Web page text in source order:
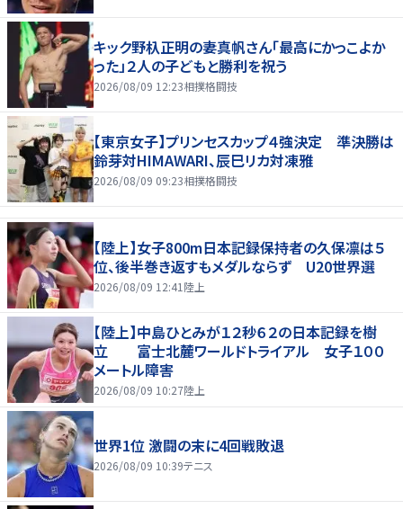
キック野杁正明の妻真帆さん「最高にかっこよか
った」２人の子どもと勝利を祝う
2026/08/09 12:23相撲格闘技
【東京女子】プリンセスカップ４強決定 準決勝は
鈴芽対HIMAWARI、辰巳リカ対凍雅
2026/08/09 09:23相撲格闘技
【陸上】女子800m日本記録保持者の久保凛は５
位、後半巻き返すもメダルならず U20世界選
2026/08/09 12:41 陸上
【陸上】中島ひとみが１２秒６２の日本記録を樹
立 富士北麓ワールドトライアル 女子１００
メートル障害
2026/08/09 10:27陸上
世界1位 激闘の末に4回戦敗退
2026/08/09 10:39テニス